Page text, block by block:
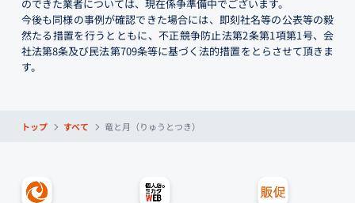
のできた業者については、現在係争準備中でございます。
今後も同様の事例が確認できた場合には、即刻社名等の公表等の毅
然たる措置を行うとともに、不正競争防止法第2条第1項第1号、会
社法第8条及び民法第709条等に基づく法的措置をとらさせて頂きま
す。
トップ すべて 竜と月（りゅうとつき）